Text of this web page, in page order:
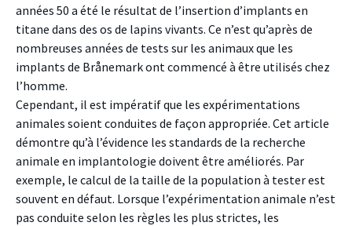
années 50 a été le résultat de l’insertion d’implants en
titane dans des os de lapins vivants. Ce n’est qu’après de
nombreuses années de tests sur les animaux que les
implants de Brånemark ont commencé à être utilisés chez
l’homme.
Cependant, il est impératif que les expérimentations
animales soient conduites de façon appropriée. Cet article
démontre qu’à l’évidence les standards de la recherche
animale en implantologie doivent être améliorés. Par
exemple, le calcul de la taille de la population à tester est
souvent en défaut. Lorsque l’expérimentation animale n’est
pas conduite selon les règles les plus strictes, les